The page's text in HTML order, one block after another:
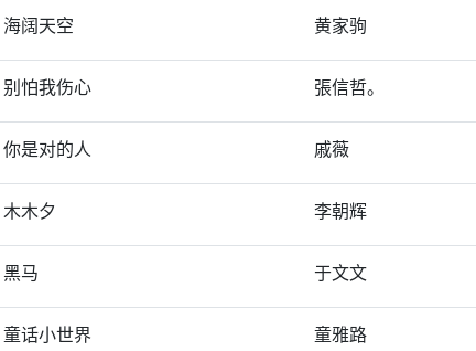
海阔天空 黄家驹
别怕我伤心 張信哲。
你是对的人 戚薇
木木夕 李朝辉
黑马 于文文
童话小世界 童雅路